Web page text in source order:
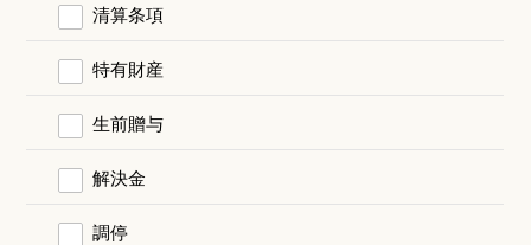
清算条項
特有財産
生前贈与
解決金
調停